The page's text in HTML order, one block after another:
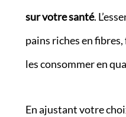
sur votre santé.
pains riches en
les consommer en
En ajustant votre